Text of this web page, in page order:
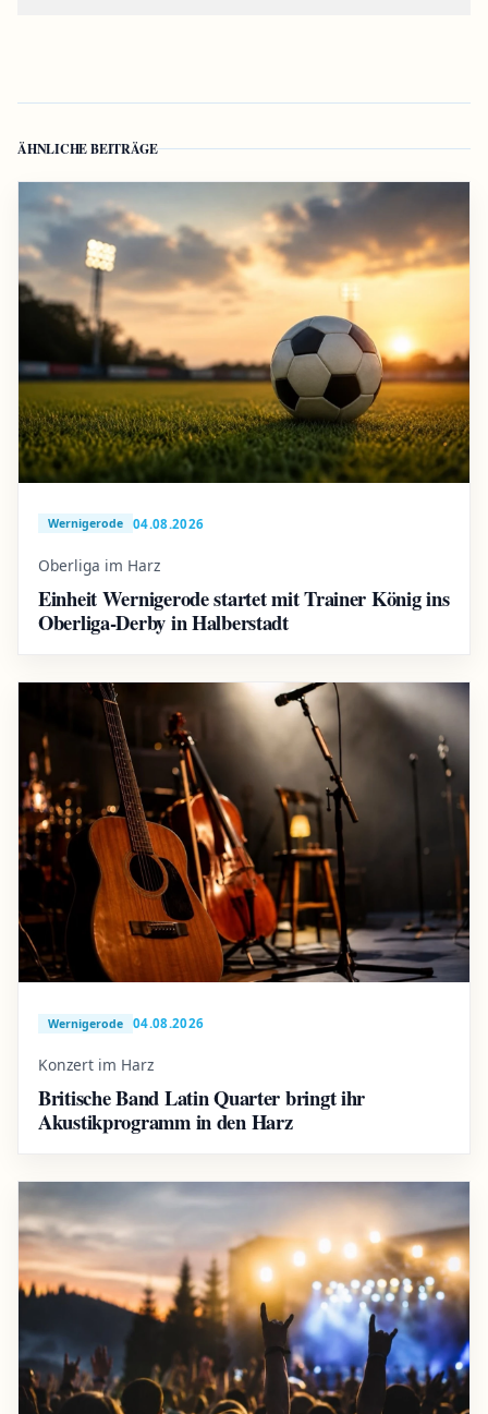
ÄHNLICHE BEITRÄGE
Wernigerode 04.08.2026
Oberliga im Harz
Einheit Wernigerode startet mit Trainer König ins
Oberliga-Derby in Halberstadt
Wernigerode 04.08.2026
Konzert im Harz
Britische Band Latin Quarter bringt ihr
Akustikprogramm in den Harz